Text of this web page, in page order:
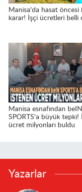
Manisa'da hasat öncesi
karar! İşçi ücretleri belli
Manisa esnafından beIN
SPORTS'a büyük tepki!
ücret milyonları buldu
Yazarlar